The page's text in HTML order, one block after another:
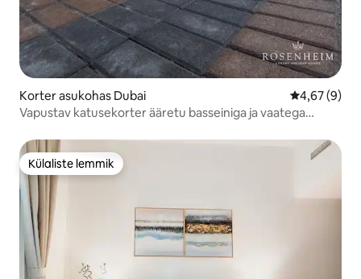
Korter asukohas Dubai Keskmine
4,67 (9)
Vapustav katusekorter ääretu basseiniga ja vaatega
Külaliste lemmik
Külaliste lemmik